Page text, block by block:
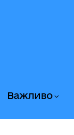
Важливо